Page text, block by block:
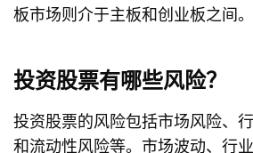
板市场则介于主板和创业板之间。
投资股票有哪些风险？
投资股票的风险包括市场风险、
和流动性风险等。市场波动、行